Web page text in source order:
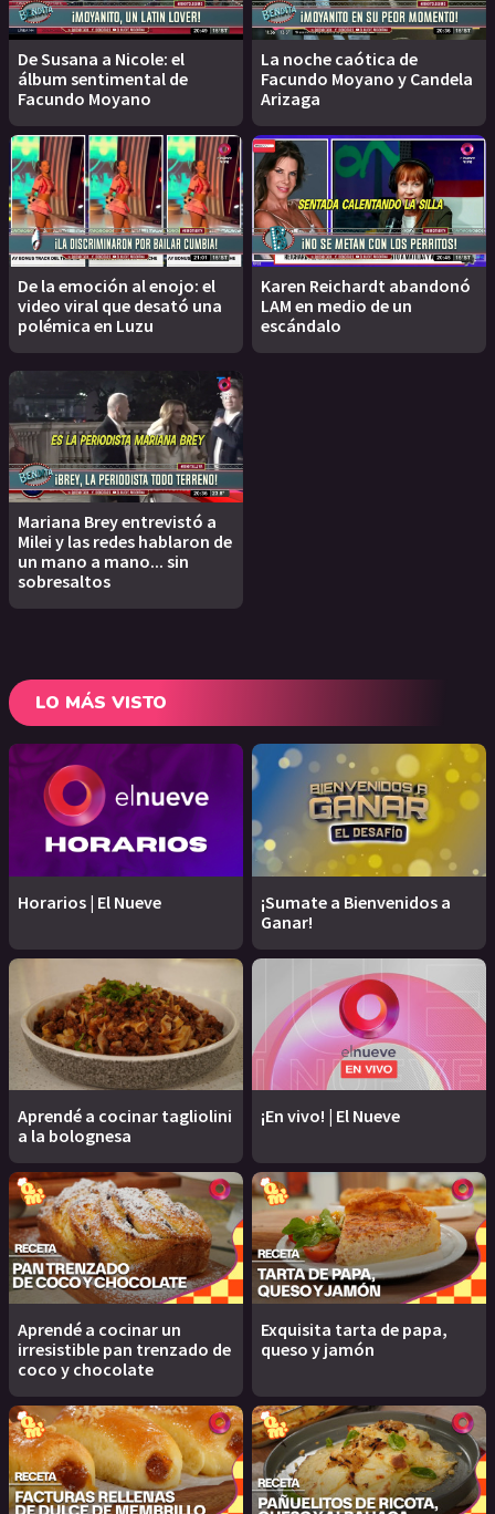
De Susana a Nicole: el
álbum sentimental de
Facundo Moyano
La noche caótica de
Facundo Moyano y Candela
Arizaga
De la emoción al enojo: el
video viral que desató una
polémica en Luzu
Karen Reichardt abandonó
LAM en medio de un
escándalo
Mariana Brey entrevistó a
Milei y las redes hablaron de
un mano a mano... sin
sobresaltos
LO MÁS VISTO
Horarios | El Nueve
¡Sumate a Bienvenidos a
Ganar!
Aprendé a cocinar tagliolini
a la bolognesa
¡En vivo! | El Nueve
Aprendé a cocinar un
irresistible pan trenzado de
coco y chocolate
Exquisita tarta de papa,
queso y jamón